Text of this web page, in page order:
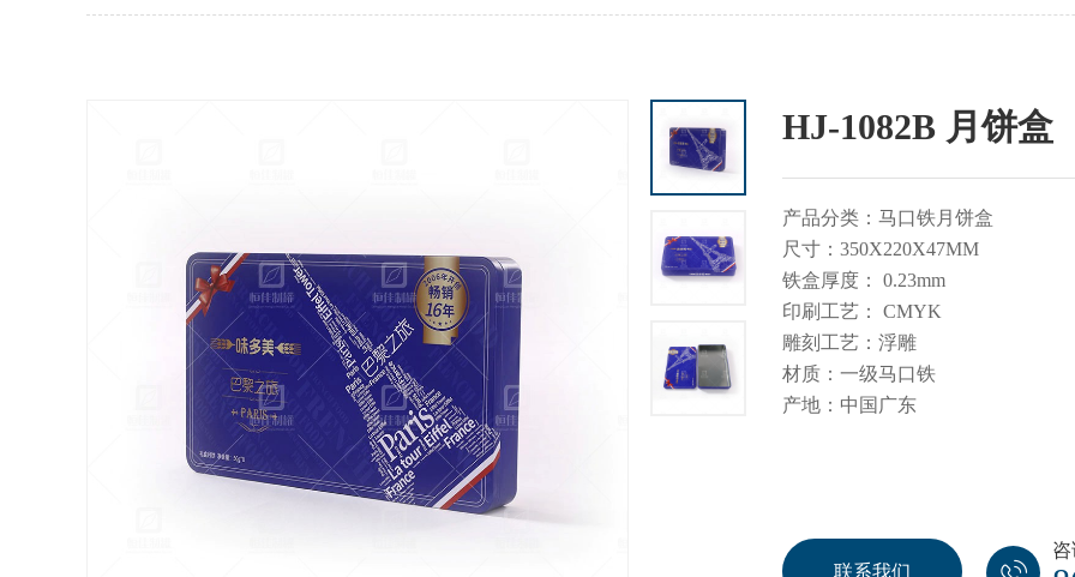
HJ-1082B 月饼盒
产品分类：马口铁月饼盒
尺寸：350X220X47MM
铁盒厚度： 0.23mm
印刷工艺： CMYK
雕刻工艺：浮雕
材质：一级马口铁
产地：中国广东
联系我们